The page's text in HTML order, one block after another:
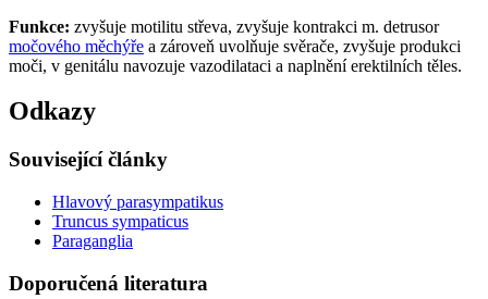
Funkce: zvyšuje motilitu střeva, zvyšuje kontrakci m. detrusor
močového měchýře a zároveň uvolňuje svěrače, zvyšuje produkci
moči, v genitálu navozuje vazodilataci a naplnění erektilních těles.
Odkazy
Související články
Hlavový parasympatikus
Truncus sympaticus
Paraganglia
Doporučená literatura